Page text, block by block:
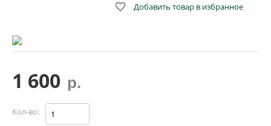
 Добавить товар в избранное
1 600 р.
Кол-во: